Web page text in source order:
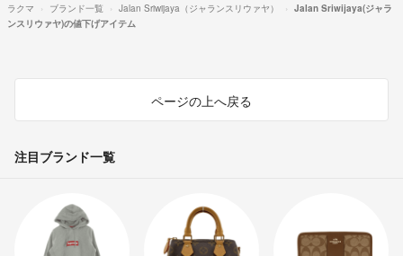
ラクマ ブランド一覧 Jalan Sriwijaya（ジャランスリウァヤ）
Jalan Sriwijaya(ジャラ
ンスリウァヤ)の値下げアイテム
ページの上へ戻る
注目ブランド一覧